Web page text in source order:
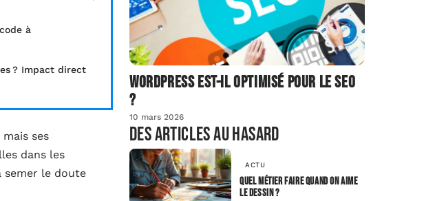
à
? Impact direct
ses
dans les
semer le doute
Wordpress est-il optimisé pour le SEO
?
10 mars 2026
Des articles au hasard
ACTU
Quel métier faire quand on aime
le dessin ?